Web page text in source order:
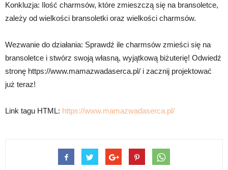
Konkluzja: Ilość charmsów, które zmieszczą się na bransoletce,
zależy od wielkości bransoletki oraz wielkości charmsów.
Wezwanie do działania: Sprawdź ile charmsów zmieści się na
bransoletce i stwórz swoją własną, wyjątkową biżuterię! Odwiedź
stronę https://www.mamazwadaserca.pl/ i zacznij projektować
już teraz!
Link tagu HTML: https://www.mamazwadaserca.pl/